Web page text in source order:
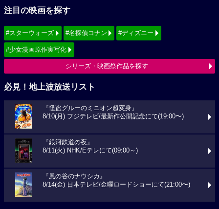
注目の映画を探す
#スターウォーズ #名探偵コナン #ディズニー
#少女漫画原作実写化
シリーズ・映画祭作品を探す
必見！地上波放送リスト
『怪盗グルーのミニオン超変身』
8/10(月) フジテレビ/最新作公開記念にて(19:00〜)
『銀河鉄道の夜』
8/11(火) NHK/Eテレにて(09:00～)
『風の谷のナウシカ』
8/14(金) 日本テレビ/金曜ロードショーにて(21:00〜)